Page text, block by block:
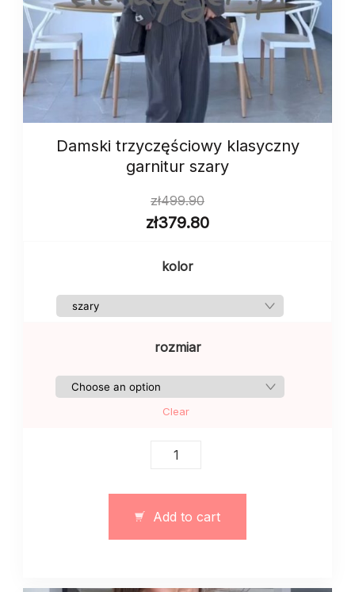
Damski trzyczęściowy klasyczny
garnitur szary
zł499.90
zł379.80
kolor
rozmiar
Clear
Damski
szary
quantity
Add to cart